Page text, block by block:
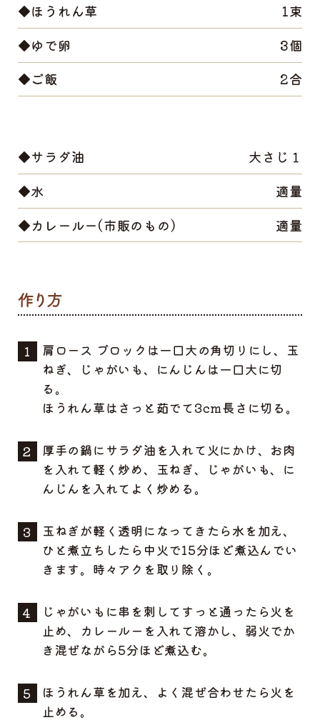
◆ほうれん草
1束
◆ゆで卵
3個
◆ご飯
2合
◆サラダ油
大さじ１
◆水
適量
◆カレールー(市販のもの)
適量
肩ロース ブロックは一口大の角切りにし、玉
ねぎ、じゃがいも、にんじんは一口大に切
る。
ほうれん草はさっと茹でて3cm長さに切る。
厚手の鍋にサラダ油を入れて火にかけ、お肉
を入れて軽く炒め、玉ねぎ、じゃがいも、に
んじんを入れてよく炒める。
玉ねぎが軽く透明になってきたら水を加え、
ひと煮立ちしたら中火で15分ほど煮込んでい
きます。時々アクを取り除く。
じゃがいもに串を刺してすっと通ったら火を
止め、カレールーを入れて溶かし、弱火でか
き混ぜながら5分ほど煮込む。
ほうれん草を加え、よく混ぜ合わせたら火を
止める。